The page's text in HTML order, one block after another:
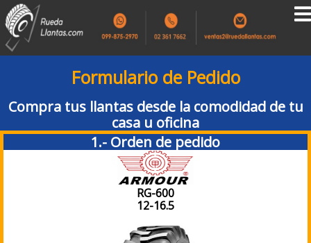
Formulario de Pedido
Compra tus llantas desde la comodidad de tu
casa u oficina
1.- Orden de pedido
RG-600
12-16.5